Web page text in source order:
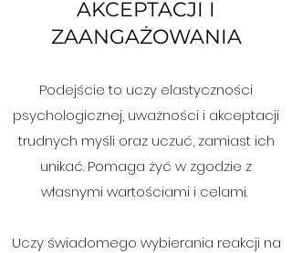
AKCEPTACJI I
ZAANGAŻOWANIA
Podejście to uczy elastyczności
psychologicznej, uważności i akceptacji
trudnych myśli oraz uczuć, zamiast ich
unikać. Pomaga żyć w zgodzie z
własnymi wartościami i celami.
Uczy świadomego wybierania reakcji na